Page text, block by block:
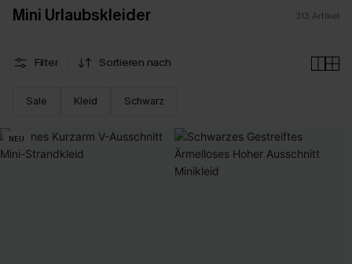
Mini Urlaubskleider 313 Artikel
Filter Sortieren nach
Sale Kleid Schwarz
NEU